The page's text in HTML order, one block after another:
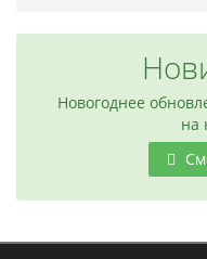
Новогоднее
на